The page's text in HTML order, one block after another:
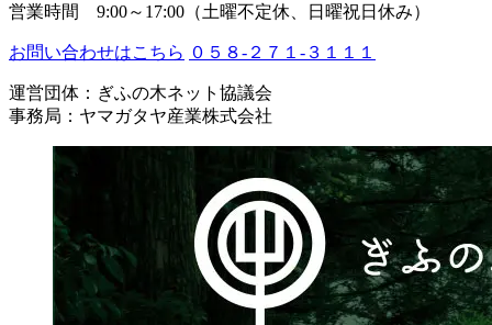
営業時間 9:00～17:00（土曜不定休、日曜祝日休み）
お問い合わせはこちら ０５８-２７１-３１１１
運営団体：ぎふの木ネット協議会
事務局：ヤマガタヤ産業株式会社